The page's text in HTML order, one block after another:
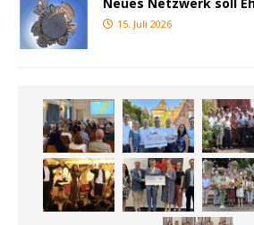
15. Juli 2026